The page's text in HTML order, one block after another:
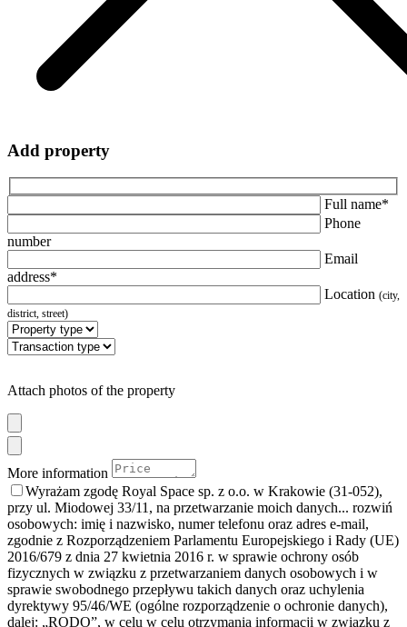
Add property
Full name*
Phone
number
Email
address*
Location (city,
district, street)
Attach photos of the property
More information
Wyrażam zgodę Royal Space sp. z o.o. w Krakowie (31-052),
przy ul. Miodowej 33/11, na przetwarzanie moich danych... rozwiń
osobowych: imię i nazwisko, numer telefonu oraz adres e-mail,
zgodnie z Rozporządzeniem Parlamentu Europejskiego i Rady (UE)
2016/679 z dnia 27 kwietnia 2016 r. w sprawie ochrony osób
fizycznych w związku z przetwarzaniem danych osobowych i w
sprawie swobodnego przepływu takich danych oraz uchylenia
dyrektywy 95/46/WE (ogólne rozporządzenie o ochronie danych),
dalej: „RODO”, w celu w celu otrzymania informacji w związku z